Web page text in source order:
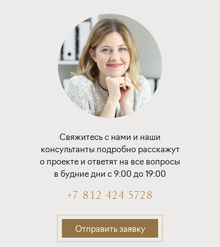
до 30 лет
платёж
325 390 руб.
Подать заявку
Программа от Сбербанка
Покупка квартиры в строящемся доме
с субсидией от Застройщика
ставка
1-й взнос
до 30 лет
325 390 руб.
Подать заявку
Свяжитесь с нами и наши
консультанты подробно расскажут
о проекте и ответят на все вопросы
в будние дни с 9:00 до 19:00
+7 812 424 5728
Отправить заявку